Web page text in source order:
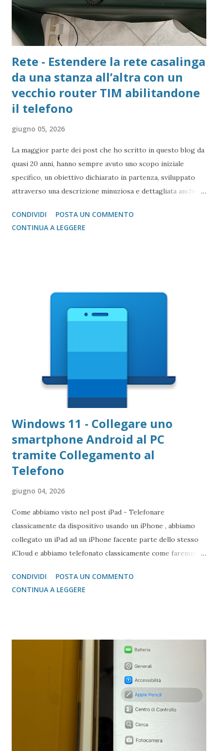
Rete - Estendere la rete casalinga
da una stanza all’altra con un
vecchio router TIM abilitandone
il telefono
giugno 05, 2026
La maggior parte dei post che ho scritto in questo blog da
quasi 20 anni, hanno sempre avuto uno scopo iniziale
specifico, un obiettivo dichiarato in partenza, sviluppato
attraverso una descrizione minuziosa e dettagliata anche
(volevo scrivere un po’, ma mi sembrava troppo riduttivo).
CONDIVIDI
POSTA UN COMMENTO
CONTINUA A LEGGERE
Windows 11 - Collegare uno
smartphone Android al PC
tramite Collegamento al
Telefono
giugno 04, 2026
Come abbiamo visto nel post iPad - Telefonare
classicamente da dispositivo usando un iPhone , abbiamo
collegato un iPad ad un iPhone facente parte dello stesso
iCloud e abbiamo telefonato classicamente come faremmo
CONDIVIDI
POSTA UN COMMENTO
CONTINUA A LEGGERE